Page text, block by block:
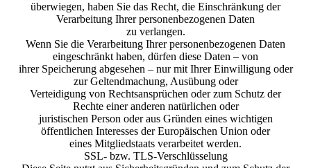
überwiegen, haben Sie das Recht, die Einschränkung der
Verarbeitung Ihrer personenbezogenen Daten
zu verlangen.
Wenn Sie die Verarbeitung Ihrer personenbezogenen Daten
eingeschränkt haben, dürfen diese Daten – von
ihrer Speicherung abgesehen – nur mit Ihrer Einwilligung oder
zur Geltendmachung, Ausübung oder
Verteidigung von Rechtsansprüchen oder zum Schutz der
Rechte einer anderen natürlichen oder
juristischen Person oder aus Gründen eines wichtigen
öffentlichen Interesses der Europäischen Union oder
eines Mitgliedstaats verarbeitet werden.
SSL- bzw. TLS-Verschlüsselung